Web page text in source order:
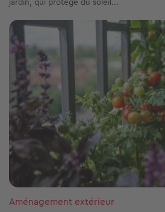
Image
Aménagement extérieur